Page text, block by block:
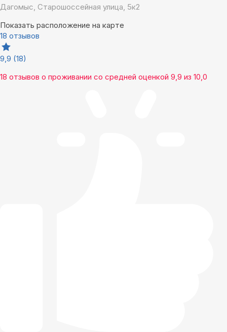
Дагомыс, Старошоссейная улица, 5к2
Показать расположение на карте
18 отзывов
9,9 (18)
18 отзывов о проживании со средней оценкой 9,9 из 10,0